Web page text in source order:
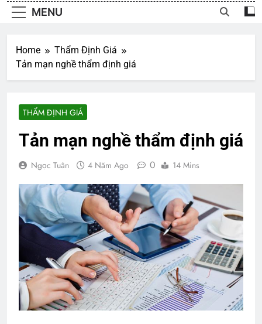
MENU
Home
Thẩm Định Giá
Tản mạn nghề thẩm định giá
THẨM ĐỊNH GIÁ
Tản mạn nghề thẩm định giá
Ngọc Tuân 4 Năm Ago 0 14 Mins